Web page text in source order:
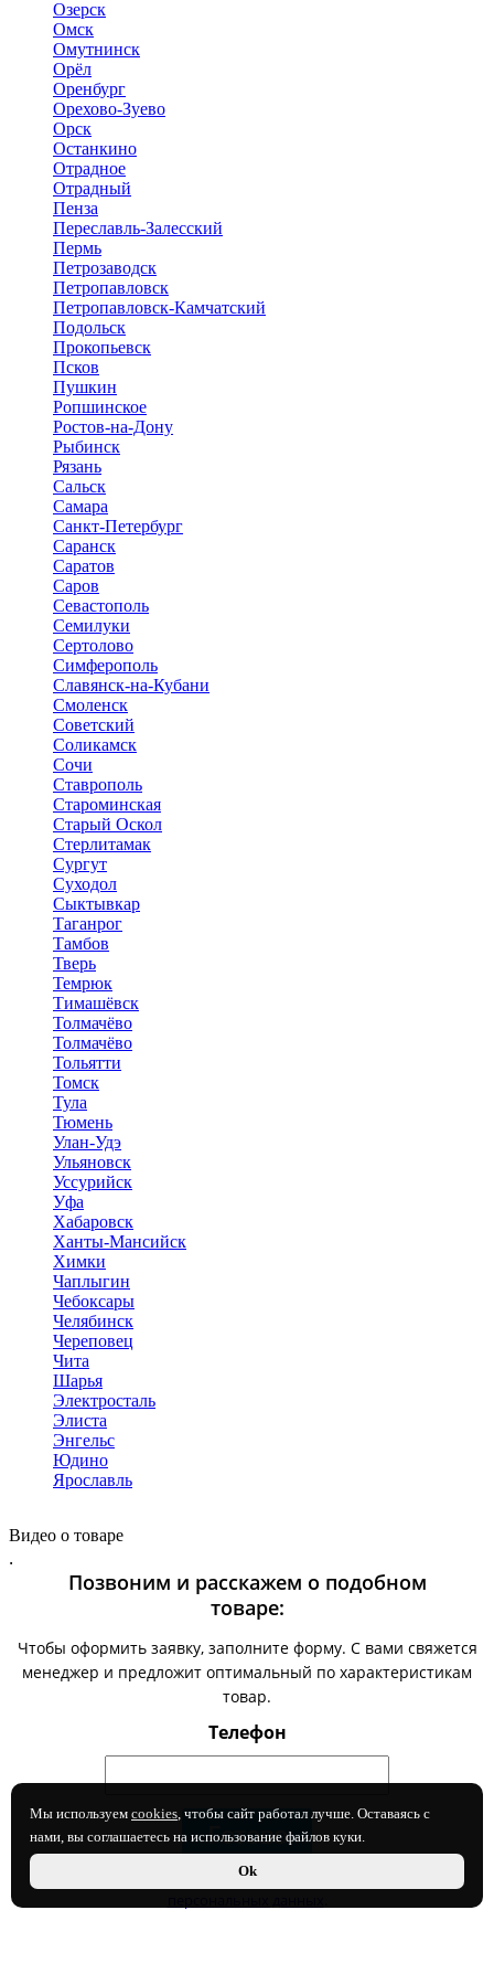
Мы используем cookies, чтобы сайт работал лучше. Оставаясь с
нами, вы соглашаетесь на использование файлов куки.
Ok
Озерск
Омск
Омутнинск
Орёл
Оренбург
Орехово-Зуево
Орск
Останкино
Отрадное
Отрадный
Пенза
Переславль-Залесский
Пермь
Петрозаводск
Петропавловск
Петропавловск-Камчатский
Подольск
Прокопьевск
Псков
Пушкин
Ропшинское
Ростов-на-Дону
Рыбинск
Рязань
Сальск
Самара
Санкт-Петербург
Саранск
Саратов
Саров
Севастополь
Семилуки
Сертолово
Симферополь
Славянск-на-Кубани
Смоленск
Советский
Соликамск
Сочи
Ставрополь
Староминская
Старый Оскол
Стерлитамак
Сургут
Суходол
Сыктывкар
Таганрог
Тамбов
Тверь
Темрюк
Тимашёвск
Толмачёво
Толмачёво
Тольятти
Томск
Тула
Тюмень
Улан-Удэ
Ульяновск
Уссурийск
Уфа
Хабаровск
Ханты-Мансийск
Химки
Чаплыгин
Чебоксары
Челябинск
Череповец
Чита
Шарья
Электросталь
Элиста
Энгельс
Юдино
Ярославль
Видео о товаре
.
Позвоним и расскажем о подобном
товаре:
Чтобы оформить заявку, заполните форму. С вами свяжется
менеджер и предложит оптимальный по характеристикам
товар.
Телефон
Нажимая на кнопку, вы даете согласие на